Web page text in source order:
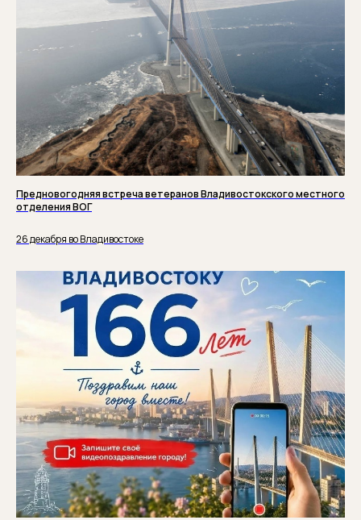
Предновогодняя встреча ветеранов Владивостокского местного
отделения ВОГ
26 декабря во Владивостоке